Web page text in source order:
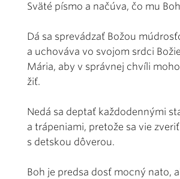
Sväté písmo a načúva, čo mu
Dá sa sprevádzať Božou
a uchováva vo svojom srdci
Mária, aby v správnej chvíli
žiť.
Nedá sa deptať každodennými
a trápeniami, pretože sa vie
s detskou dôverou.
Boh je predsa dosť mocný nato,